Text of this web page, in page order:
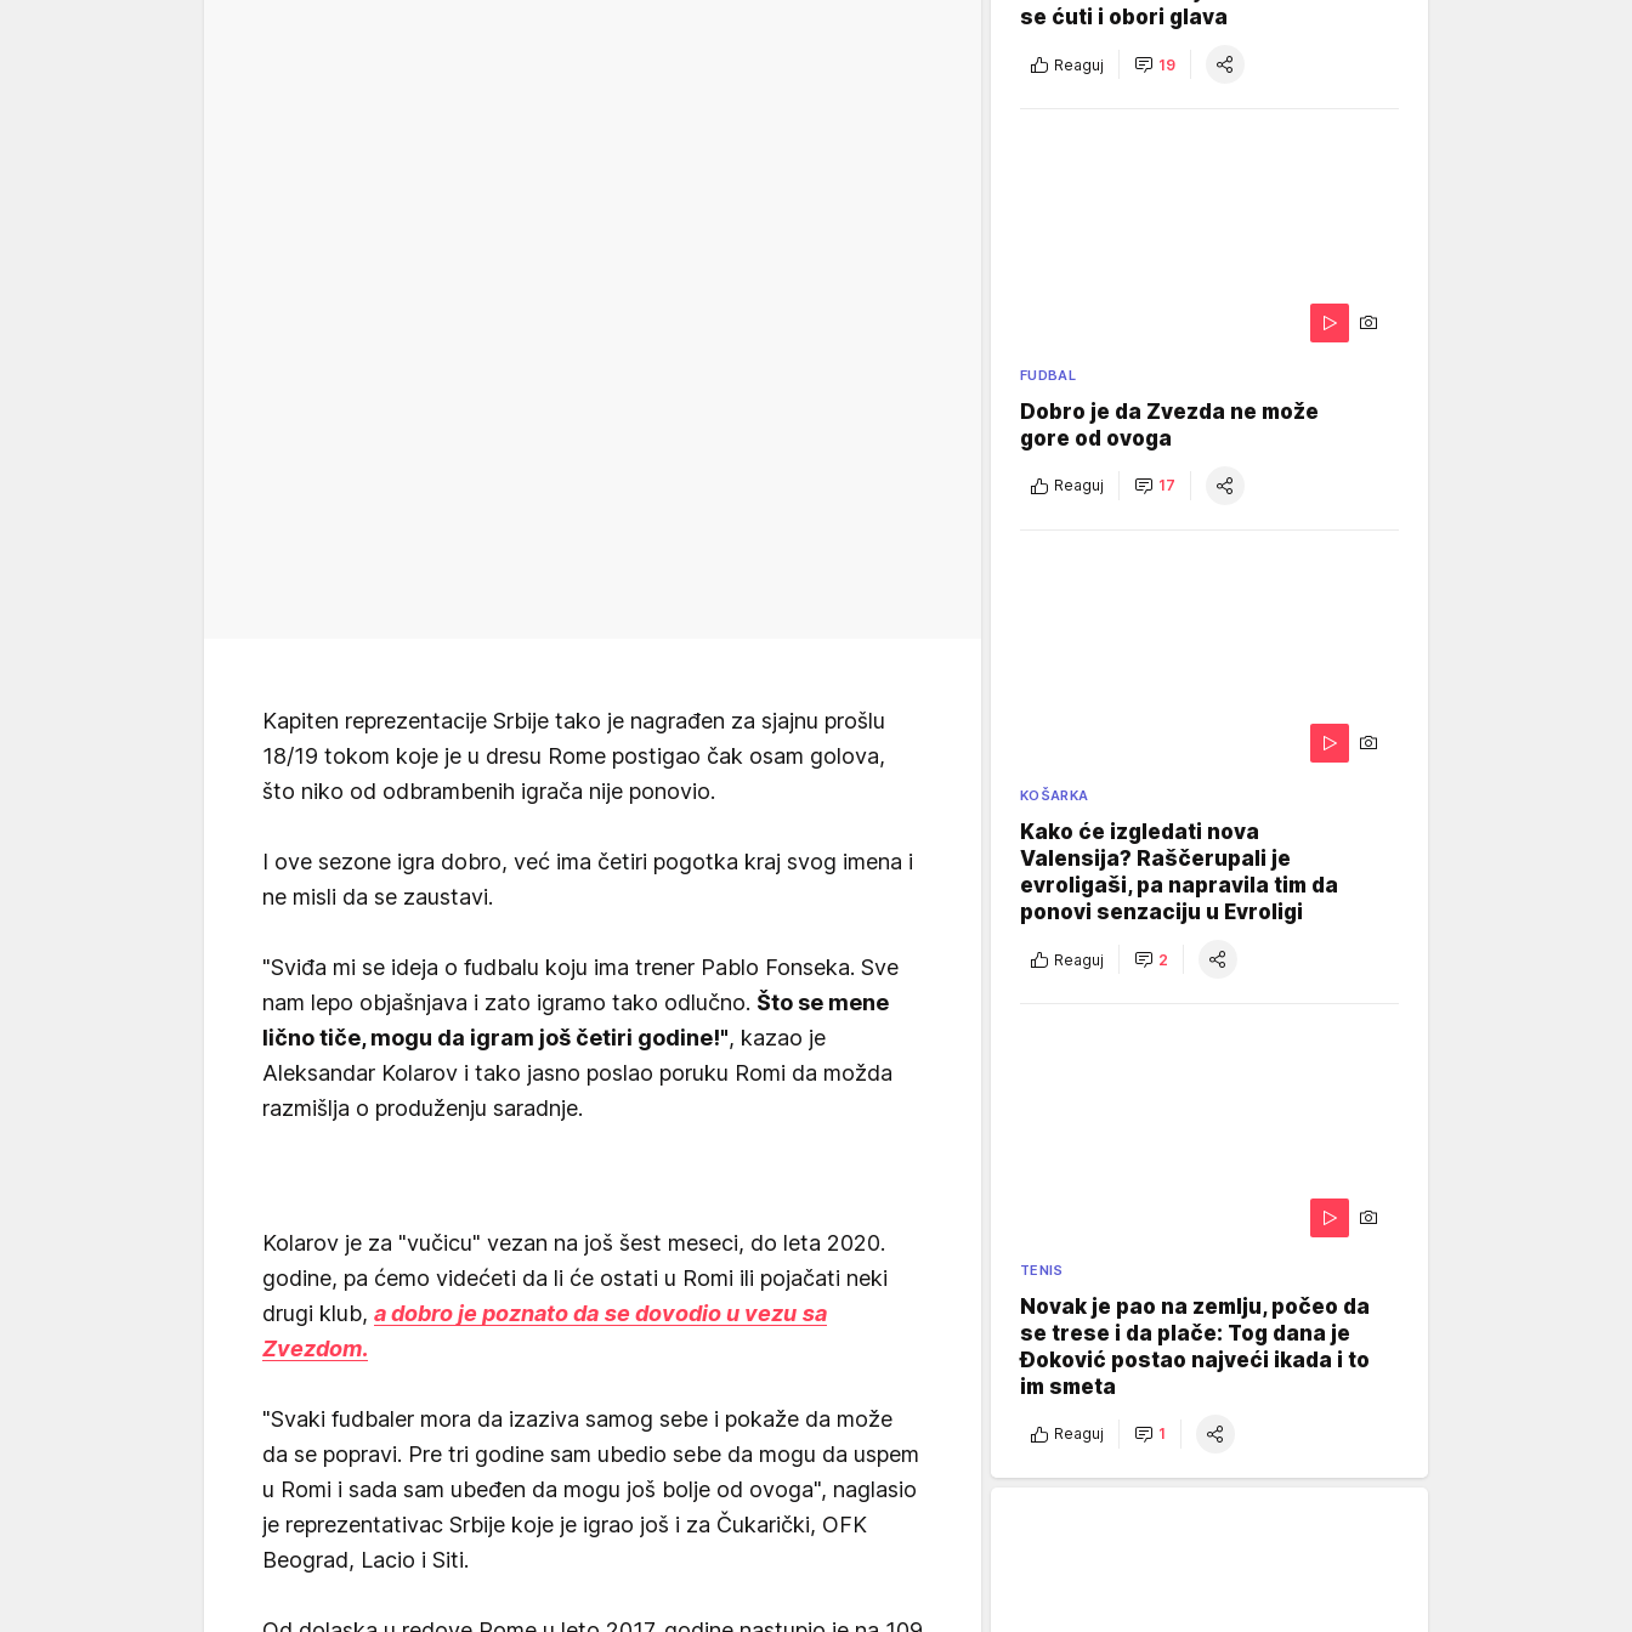
Kapiten reprezentacije Srbije tako je nagrađen za sjajnu prošlu
18/19 tokom koje je u dresu Rome postigao čak osam golova,
što niko od odbrambenih igrača nije ponovio.
I ove sezone igra dobro, već ima četiri pogotka kraj svog imena i
ne misli da se zaustavi.
"Sviđa mi se ideja o fudbalu koju ima trener Pablo Fonseka. Sve
nam lepo objašnjava i zato igramo tako odlučno. Što se mene
lično tiče, mogu da igram još četiri godine!", kazao je
Aleksandar Kolarov i tako jasno poslao poruku Romi da možda
razmišlja o produženju saradnje.
Kolarov je za "vučicu" vezan na još šest meseci, do leta 2020.
godine, pa ćemo videćeti da li će ostati u Romi ili pojačati neki
drugi klub, a dobro je poznato da se dovodio u vezu sa
Zvezdom.
"Svaki fudbaler mora da izaziva samog sebe i pokaže da može
da se popravi. Pre tri godine sam ubedio sebe da mogu da uspem
u Romi i sada sam ubeđen da mogu još bolje od ovoga", naglasio
je reprezentativac Srbije koje je igrao još i za Čukarički, OFK
Beograd, Lacio i Siti.
se ćuti i obori glava
Reaguj 19
FUDBAL
Dobro je da Zvezda ne može
gore od ovoga
Reaguj 17
KOŠARKA
Kako će izgledati nova
Valensija? Raščerupali je
evroligaši, pa napravila tim da
ponovi senzaciju u Evroligi
Reaguj 2
TENIS
Novak je pao na zemlju, počeo da
se trese i da plače: Tog dana je
Đoković postao najveći ikada i to
im smeta
Reaguj 1